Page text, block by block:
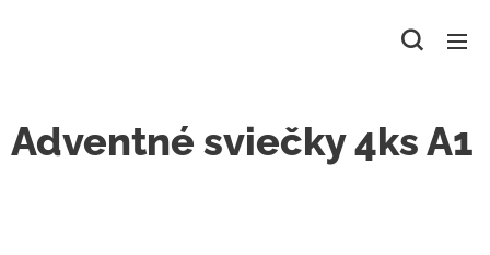
Adventné sviečky 4ks A1